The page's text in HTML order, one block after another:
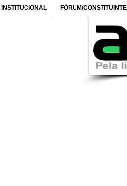
INSTITUCIONAL FÓRUM/CONSTITUINTE